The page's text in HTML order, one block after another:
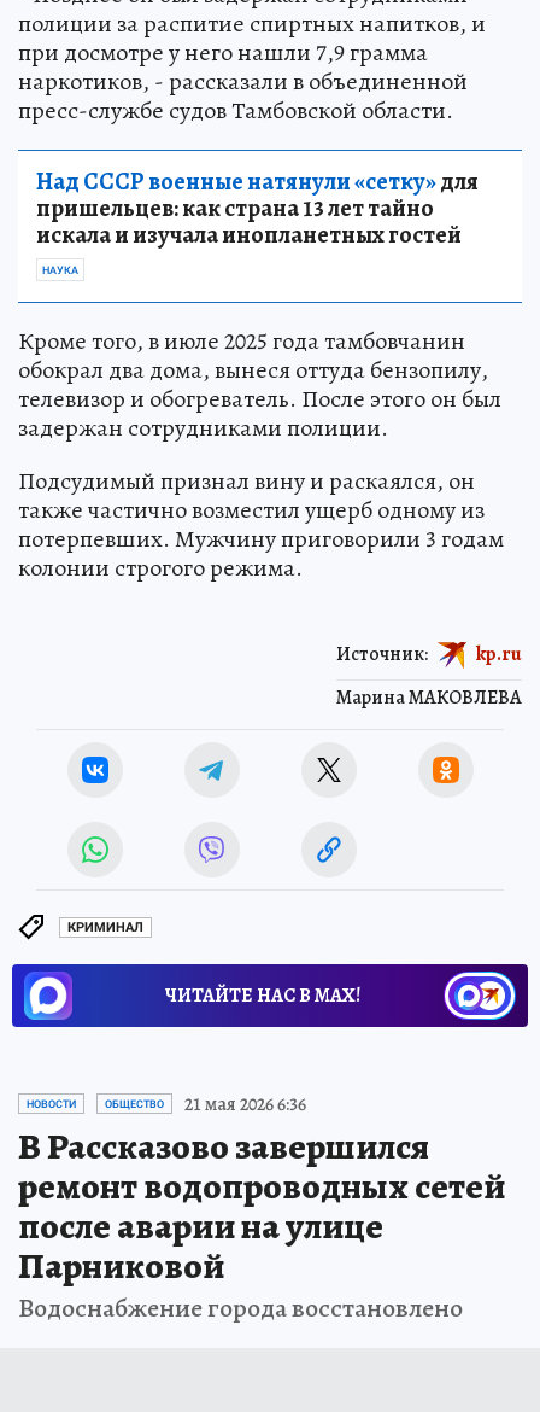
полиции за распитие спиртных напитков, и
при досмотре у него нашли 7,9 грамма
наркотиков, - рассказали в объединенной
пресс-службе судов Тамбовской области.
Над СССР военные натянули «сетку»для
пришельцев: как страна 13 лет тайно
искала и изучала инопланетных гостей
НАУКА
Кроме того, в июле 2025 года тамбовчанин
обокрал два дома, вынеся оттуда бензопилу,
телевизор и обогреватель. После этого он был
задержан сотрудниками полиции.
Подсудимый признал вину и раскаялся, он
также частично возместил ущерб одному из
потерпевших. Мужчину приговорили 3 годам
колонии строгого режима.
Марина МАКОВЛЕВА
Источник: kp.ru
КРИМИНАЛ
ЧИТАЙТЕ НАС В МАХ!
НОВОСТИ ОБЩЕСТВО 21 мая 2026 6:36
В Рассказово завершился
ремонт водопроводных сетей
после аварии на улице
Парниковой
Водоснабжение города восстановлено